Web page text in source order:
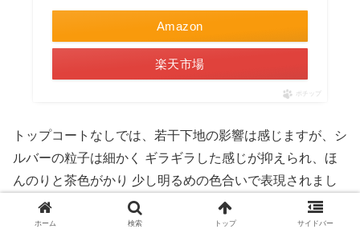
Amazon
楽天市場
ポチップ
トップコートなしでは、若干下地の影響は感じますが、シ
ルバーの粒子は細かく ギラギラした感じが抑えられ、ほ
んのりと茶色がかり 少し明るめの色合いで表現されまし
光沢では、こちらも より艶が出ていますが、メタリック
ホーム 検索 トップ サイドバー